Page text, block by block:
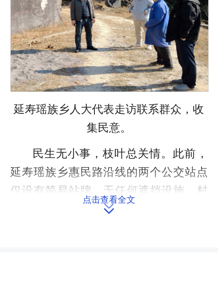
延寿瑶族乡人大代表走访联系群众，收
集民意。
民生无小事，枝叶总关情。此前，
延寿瑶族乡惠民路沿线的两个公交站点
仅设有简易站牌，无任何遮挡设施，村
民候车时饱受日晒雨淋之苦。更令人担
点击查看全文
